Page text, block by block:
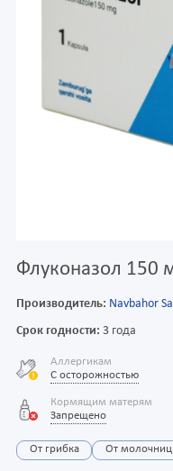
Флуконазол 150
Производитель: Navbahor
Срок годности: 3 года
Аллергикам
С осторожностью
Кормящим матерям
Запрещено
От грибка От